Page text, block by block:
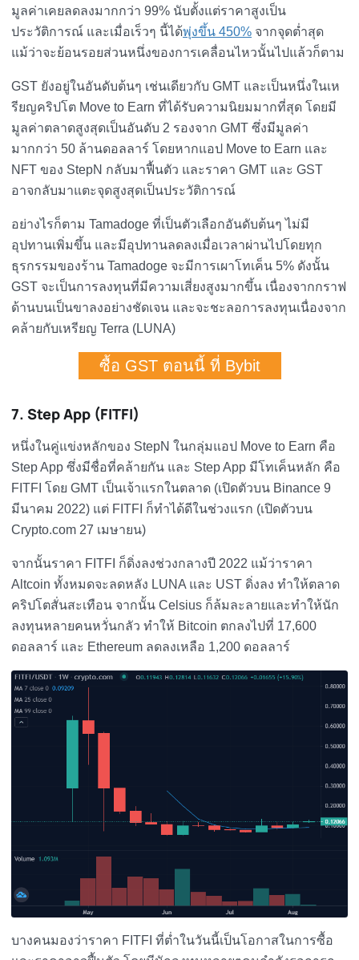
มูลค่าเคยลดลงมากกว่า 99% นับตั้งแต่ราคาสูงเป็น
ประวัติการณ์ และเมื่อเร็วๆ นี้ได้พุ่งขึ้น 450% จากจุดต่ำสุด
แม้ว่าจะย้อนรอยส่วนหนึ่งของการเคลื่อนไหวนั้นไปแล้วก็ตาม
GST ยังอยู่ในอันดับต้นๆ เช่นเดียวกับ GMT และเป็นหนึ่งในเห
รียญคริปโต Move to Earn ที่ได้รับความนิยมมากที่สุด โดยมี
มูลค่าตลาดสูงสุดเป็นอันดับ 2 รองจาก GMT ซึ่งมีมูลค่า
มากกว่า 50 ล้านดอลลาร์ โดยหากแอป Move to Earn และ
NFT ของ StepN กลับมาฟื้นตัว และราคา GMT และ GST
อาจกลับมาแตะจุดสูงสุดเป็นประวัติการณ์
อย่างไรก็ตาม Tamadoge ที่เป็นตัวเลือกอันดับต้นๆ ไม่มี
อุปทานเพิ่มขึ้น และมีอุปทานลดลงเมื่อเวลาผ่านไปโดยทุก
ธุรกรรมของร้าน Tamadoge จะมีการเผาโทเค็น 5% ดังนั้น
GST จะเป็นการลงทุนที่มีความเสี่ยงสูงมากขึ้น เนื่องจากกราฟ
ด้านบนเป็นขาลงอย่างชัดเจน และจะชะลอการลงทุนเนื่องจาก
คล้ายกับเหรียญ Terra (LUNA)
ซื้อ GST ตอนนี้ ที่ Bybit
7. Step App (FITFI)
หนึ่งในคู่แข่งหลักของ StepN ในกลุ่มแอป Move to Earn คือ
Step App ซึ่งมีชื่อที่คล้ายกัน และ Step App มีโทเค็นหลัก คือ
FITFI โดย GMT เป็นเจ้าแรกในตลาด (เปิดตัวบน Binance 9
มีนาคม 2022) แต่ FITFI ก็ทำได้ดีในช่วงแรก (เปิดตัวบน
Crypto.com 27 เมษายน)
จากนั้นราคา FITFI ก็ดิ่งลงช่วงกลางปี 2022 แม้ว่าราคา
Altcoin ทั้งหมดจะลดหลัง LUNA และ UST ดิ่งลง ทำให้ตลาด
คริปโตสั่นสะเทือน จากนั้น Celsius ก็ล้มละลายและทำให้นัก
ลงทุนหลายคนหวั่นกลัว ทำให้ Bitcoin ตกลงไปที่ 17,600
ดอลลาร์ และ Ethereum ลดลงเหลือ 1,200 ดอลลาร์
บางคนมองว่าราคา FITFI ที่ต่ำในวันนี้เป็นโอกาสในการซื้อ